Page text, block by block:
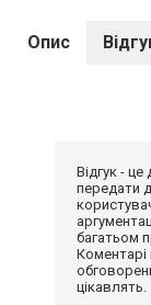
Опис
Відгук -
передати
багатьом
Коментарі
цікавлять.